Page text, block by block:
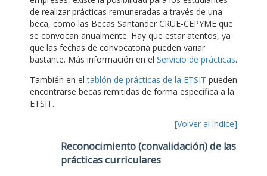
de realizar prácticas remuneradas a través de una
beca, como las Becas Santander CRUE-CEPYME que
se convocan anualmente. Hay que estar atentos, ya
que las fechas de convocatoria pueden variar
bastante. Más información en el Servicio de prácticas.
También en eltablón de prácticas de la ETSIT pueden
encontrarse becas remitidas de forma específica a la
ETSIT.
[Volver al índice]
Reconocimiento (convalidación) de las
prácticas curriculares